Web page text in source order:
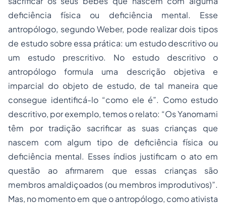
deficiência física ou deficiência mental. Esse
antropólogo, segundo Weber, pode realizar dois tipos
de estudo sobre essa prática: um estudo descritivo ou
um estudo prescritivo. No estudo descritivo o
antropólogo formula uma descrição objetiva e
imparcial do objeto de estudo, de tal maneira que
consegue identificá-lo “como ele é”. Como estudo
descritivo, por exemplo, temos o relato: “Os Yanomami
têm por tradição sacrificar as suas crianças que
nascem com algum tipo de deficiência física ou
deficiência mental. Esses índios justificam o ato em
questão ao afirmarem que essas crianças são
membros amaldiçoados (ou membros improdutivos)”.
Mas, no momento em que o antropólogo, como ativista